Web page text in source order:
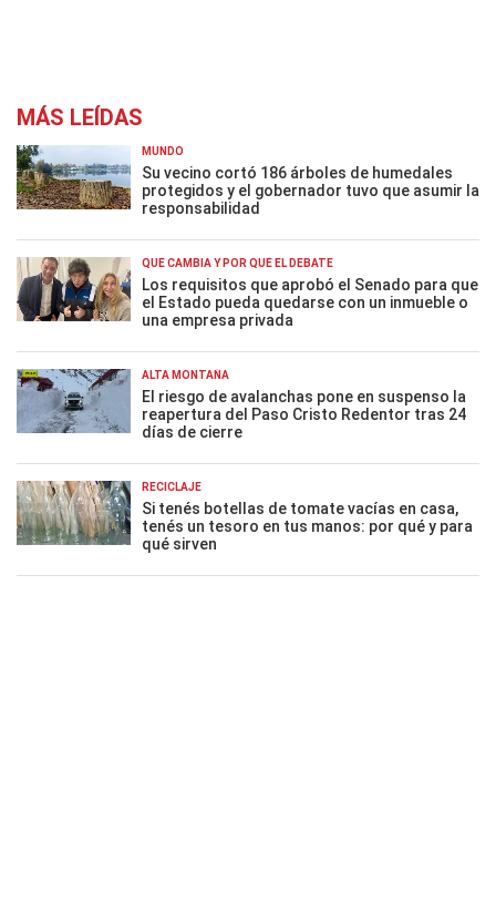
MÁS LEÍDAS
MUNDO
Su vecino cortó 186 árboles de humedales
protegidos y el gobernador tuvo que asumir la
responsabilidad
QUÉ CAMBIA Y POR QUÉ EL DEBATE
Los requisitos que aprobó el Senado para que
el Estado pueda quedarse con un inmueble o
una empresa privada
ALTA MONTAÑA
El riesgo de avalanchas pone en suspenso la
reapertura del Paso Cristo Redentor tras 24
días de cierre
RECICLAJE
Si tenés botellas de tomate vacías en casa,
tenés un tesoro en tus manos: por qué y para
qué sirven